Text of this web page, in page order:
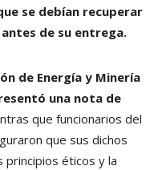
se debían recuperar
de su entrega.
de Energía y Minería
una nota de
que funcionarios del
que sus dichos
principios éticos y la